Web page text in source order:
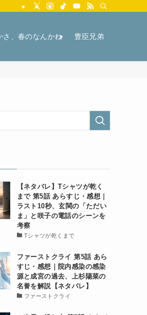
さ、春のなんかね 豊臣兄弟
【ネタバレ】Tシャツが乾く
まで 第5話 あらすじ・感想｜
ラスト10秒、玄関の「ただい
ま」と咲子の電話のシーンを
考察
Tシャツが乾くまで
ファーストクライ 第5話 あら
すじ・感想｜院内感染の感染
源と成宮の過去、上杉陽菜の
名誉を解説【ネタバレ】
ファーストクライ